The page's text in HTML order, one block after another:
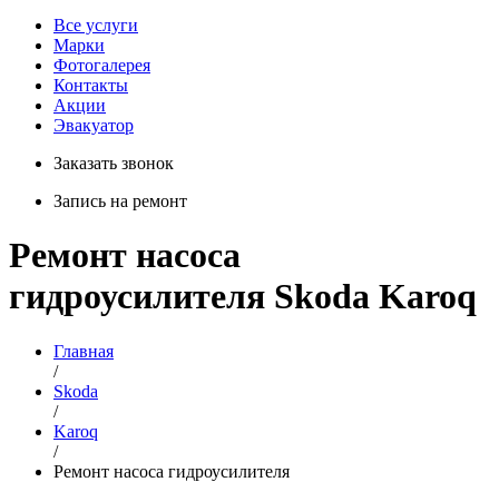
Все услуги
Марки
Фотогалерея
Контакты
Акции
Эвакуатор
Заказать звонок
Запись на ремонт
Ремонт насоса
гидроусилителя Skoda Karoq
Главная
/
Skoda
/
Karoq
/
Ремонт насоса гидроусилителя